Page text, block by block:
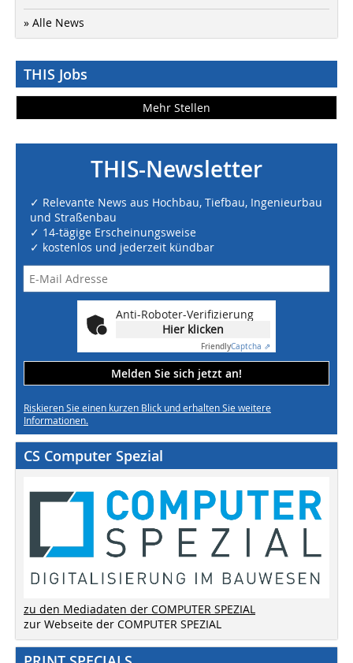
» Alle News
THIS Jobs
Mehr Stellen
THIS-Newsletter
✓ Relevante News aus Hochbau, Tiefbau, Ingenieurbau
und Straßenbau
✓ 14-tägige Erscheinungsweise
✓ kostenlos und jederzeit kündbar
Anti-Roboter-Verifizierung
Hier klicken
FriendlyCaptcha ⇗
Melden Sie sich jetzt an!
Riskieren Sie einen kurzen Blick und erhalten Sie weitere
Informationen.
CS Computer Spezial
zu den Mediadaten der COMPUTER SPEZIAL
zur Webseite der COMPUTER SPEZIAL